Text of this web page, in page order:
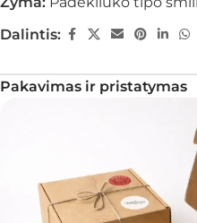
Dalintis:
Pakavimas ir pristatymas